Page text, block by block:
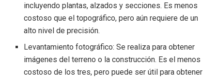
incluyendo plantas, alzados y secciones. Es menos
costoso que el topográfico, pero aún requiere de un
alto nivel de precisión.
Levantamiento fotográfico: Se realiza para obtener
imágenes del terreno o la construcción. Es el menos
costoso de los tres, pero puede ser útil para obtener